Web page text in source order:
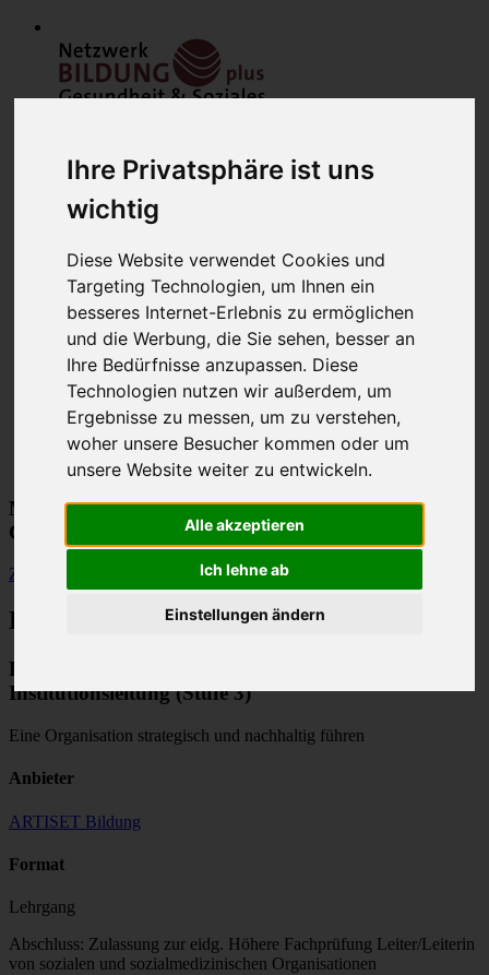
Ihre Privatsphäre ist uns
wichtig
Diese Website verwendet Cookies und
Targeting Technologien, um Ihnen ein
besseres Internet-Erlebnis zu ermöglichen
und die Werbung, die Sie sehen, besser an
Ihre Bedürfnisse anzupassen. Diese
Technologien nutzen wir außerdem, um
Ergebnisse zu messen, um zu verstehen,
woher unsere Besucher kommen oder um
unsere Website weiter zu entwickeln.
Alle akzeptieren
Ich lehne ab
Einstellungen ändern
Home
Modulfinder
Veranstaltungen
Netzwerk
Bildungsanbieter
Mitglieder
Mitglied werden
Werbung schalten
über uns
Kontakt
Lounge
Modulfinder für Weiterbildungen im
Gesundheitswesen
Zurück
Bildungsangebot
Führungslehrgang Leitung von Organisationen /
Institutionsleitung (Stufe 3)
Eine Organisation strategisch und nachhaltig führen
Anbieter
ARTISET Bildung
Format
Lehrgang
Abschluss: Zulassung zur eidg. Höhere Fachprüfung Leiter/Leiterin
von sozialen und sozialmedizinischen Organisationen